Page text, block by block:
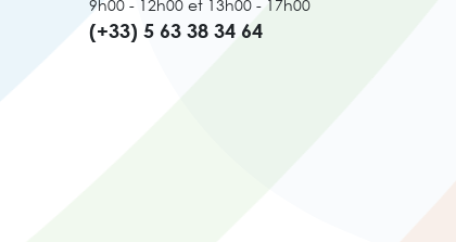
9h00 - 12h00 et 13h00 - 17h00
(+33) 5 63 38 34 64